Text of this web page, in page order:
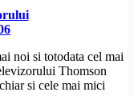
noi si totodata cel mai
Thomson
si cele mai mici